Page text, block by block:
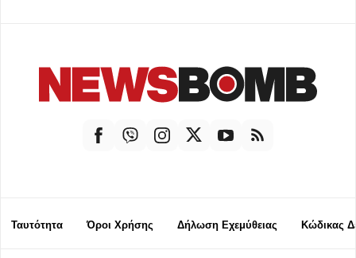
Ταυτότητα Όροι Χρήσης Δήλωση Εχεμύθειας Κώδικας